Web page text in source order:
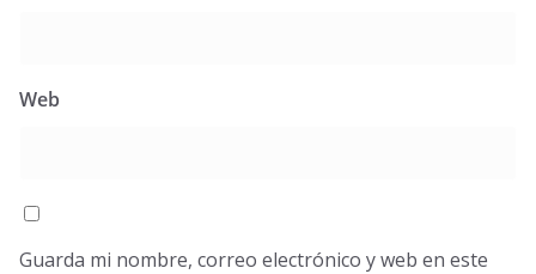
Web
Guarda mi nombre, correo electrónico y web en este